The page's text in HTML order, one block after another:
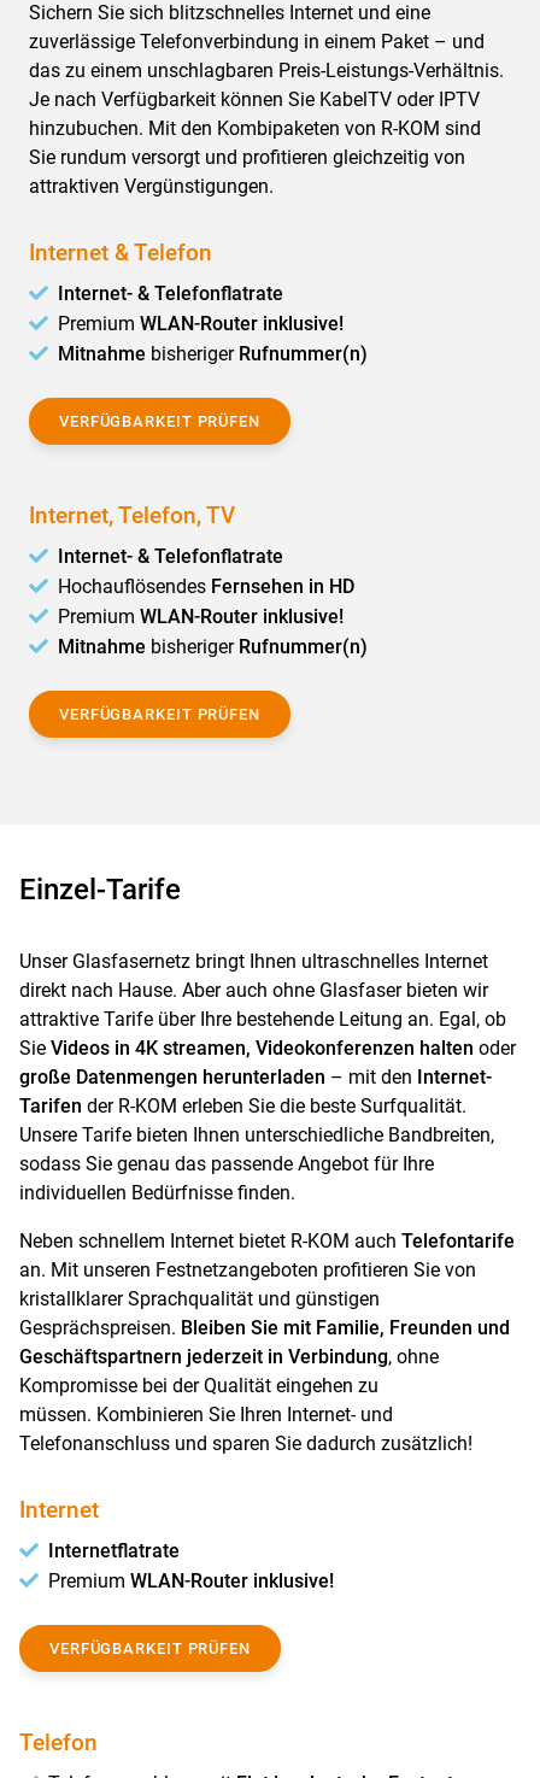
Sichern Sie sich blitzschnelles Internet und eine
zuverlässige Telefonverbindung in einem Paket – und
das zu einem unschlagbaren Preis-Leistungs-Verhältnis.
Je nach Verfügbarkeit können Sie KabelTV oder IPTV
hinzubuchen. Mit den Kombipaketen von R-KOM sind
Sie rundum versorgt und profitieren gleichzeitig von
attraktiven Vergünstigungen.
Internet & Telefon
Internet- & Telefonflatrate
Premium WLAN-Router inklusive!
Mitnahme bisheriger Rufnummer(n)
VERFÜGBARKEIT PRÜFEN
Internet, Telefon, TV
Internet- & Telefonflatrate
Hochauflösendes Fernsehen in HD
Premium WLAN-Router inklusive!
Mitnahme bisheriger Rufnummer(n)
VERFÜGBARKEIT PRÜFEN
Einzel-Tarife
Unser Glasfasernetz bringt Ihnen ultraschnelles Internet
direkt nach Hause. Aber auch ohne Glasfaser bieten wir
attraktive Tarife über Ihre bestehende Leitung an. Egal, ob
Sie Videos in 4K streamen, Videokonferenzen halten oder
große Datenmengen herunterladen – mit den Internet-
Tarifen der R-KOM erleben Sie die beste Surfqualität.
Unsere Tarife bieten Ihnen unterschiedliche Bandbreiten,
sodass Sie genau das passende Angebot für Ihre
individuellen Bedürfnisse finden.
Neben schnellem Internet bietet R-KOM auch Telefontarife
an. Mit unseren Festnetzangeboten profitieren Sie von
kristallklarer Sprachqualität und günstigen
Gesprächspreisen. Bleiben Sie mit Familie, Freunden und
Geschäftspartnern jederzeit in Verbindung, ohne
Kompromisse bei der Qualität eingehen zu
müssen. Kombinieren Sie Ihren Internet- und
Telefonanschluss und sparen Sie dadurch zusätzlich!
Internet
Internetflatrate
Premium WLAN-Router inklusive!
VERFÜGBARKEIT PRÜFEN
Telefon